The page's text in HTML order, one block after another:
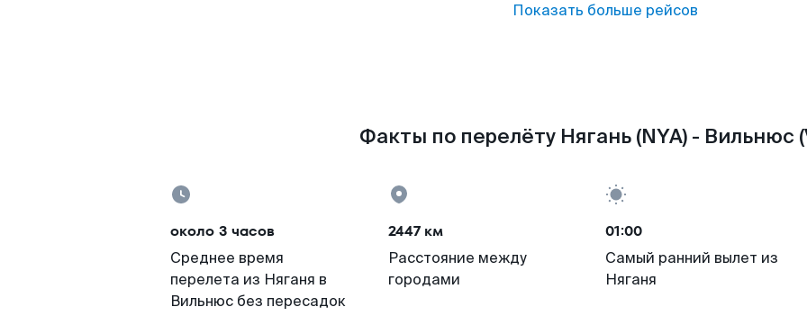
Показать больше рейсов
Факты по перелёту Нягань (NYA) - Вильнюс
около 3 часов
Среднее время
перелета из Няганя в
Вильнюс без пересадок
2447 км
Расстояние между
городами
01:00
Самый ранний вылет из
Няганя